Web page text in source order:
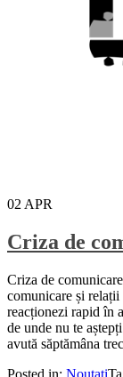
02 APR
Criza de
Criza de
comunicare și relații
reacționezi rapid în
de unde nu te
avută săptămâna
Posted in: Noutati